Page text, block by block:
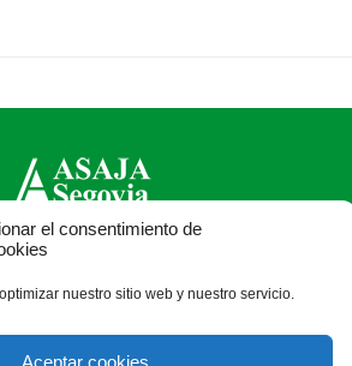
el consentimiento de
nuestro sitio web y nuestro servicio.
Aceptar cookies
- Jóvenes Agricultores
Segovia - España · Tel.: +34 921